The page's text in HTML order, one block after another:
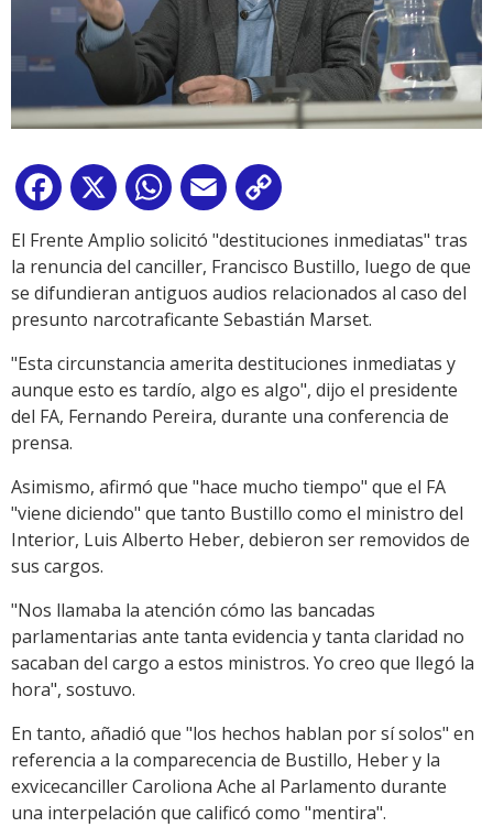
Facebook
X WhatsApp
Email
Link
El Frente Amplio solicitó "destituciones inmediatas" tras
la renuncia del canciller, Francisco Bustillo, luego de que
se difundieran antiguos audios relacionados al caso del
presunto narcotraficante Sebastián Marset.
"Esta circunstancia amerita destituciones inmediatas y
aunque esto es tardío, algo es algo", dijo el presidente
del FA, Fernando Pereira, durante una conferencia de
prensa.
Asimismo, afirmó que "hace mucho tiempo" que el FA
"viene diciendo" que tanto Bustillo como el ministro del
Interior, Luis Alberto Heber, debieron ser removidos de
sus cargos.
"Nos llamaba la atención cómo las bancadas
parlamentarias ante tanta evidencia y tanta claridad no
sacaban del cargo a estos ministros. Yo creo que llegó la
hora", sostuvo.
En tanto, añadió que "los hechos hablan por sí solos" en
referencia a la comparecencia de Bustillo, Heber y la
exvicecanciller Caroliona Ache al Parlamento durante
una interpelación que calificó como "mentira".